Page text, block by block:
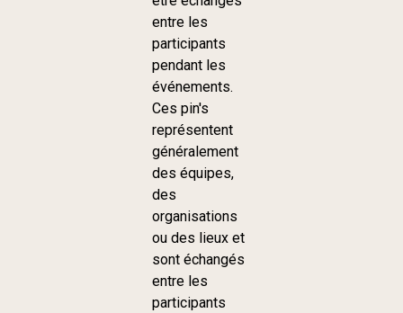
entre les
participants
pendant les
événements.
Ces pin's
représentent
généralement
des équipes,
des
organisations
ou des lieux et
sont échangés
entre les
participants